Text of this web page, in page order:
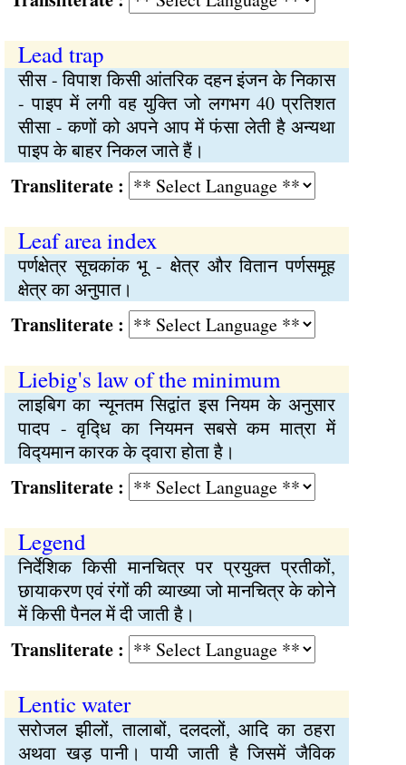
Lead trap
सीस - विपाश किसी आंतरिक दहन इंजन के निकास
- पाइप में लगी वह युक्‍ति जो लगभग 40 प्रतिशत
सीसा - कणों को अपने आप में फंसा लेती है अन्यथा
पाइप के बाहर निकल जाते हैं।
:
Leaf area index
पर्णक्षेत्र सूचकांक भू - क्षेत्र और वितान पर्णसमूह
क्षेत्र का अनुपात।
:
Liebig's law of the minimum
लाइबिग का न्यूनतम सिद्वांत इस नियम के अनुसार
पादप - वृद्‍धि का नियमन सबसे कम मात्रा में
विद्‍यमान कारक के द्‍वारा होता है।
:
Legend
निर्देशिक किसी मानचित्र पर प्रयुक्‍त प्रतीकों,
छायाकरण एवं रंगों की व्याख्या जो मानचित्र के कोने
में किसी पैनल में दी जाती है।
:
Lentic water
सरोजल झीलों, तालाबों, दलदलों, आदि का ठहरा
अथवा खड़ पानी। पायी जाती है जिसमें जैविक